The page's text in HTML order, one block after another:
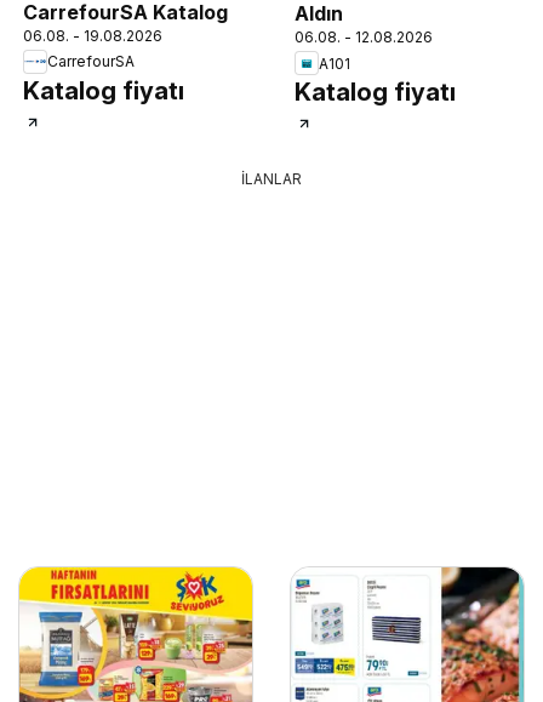
CarrefourSA Katalog
06.08. - 19.08.2026
CarrefourSA
Katalog fiyatı
Aldın
06.08. - 12.08.2026
A101
Katalog fiyatı
İLANLAR